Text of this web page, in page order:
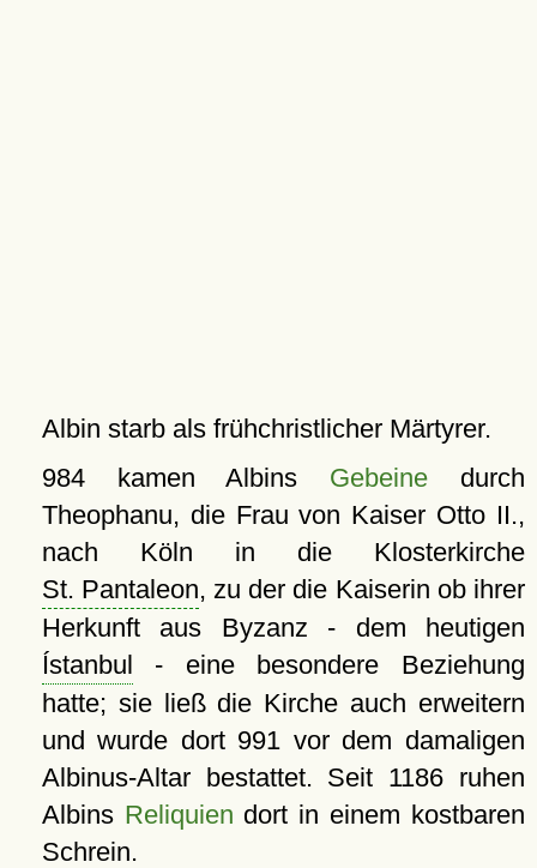
Albin starb als frühchristlicher Märtyrer.
984 kamen Albins Gebeine durch
Theophanu, die Frau von Kaiser Otto II.,
nach Köln in die Klosterkirche
St. Pantaleon, zu der die Kaiserin ob ihrer
Herkunft aus Byzanz - dem heutigen
Ístanbul - eine besondere Beziehung
hatte; sie ließ die Kirche auch erweitern
und wurde dort 991 vor dem damaligen
Albinus-Altar bestattet. Seit 1186 ruhen
Albins Reliquien dort in einem kostbaren
Schrein.